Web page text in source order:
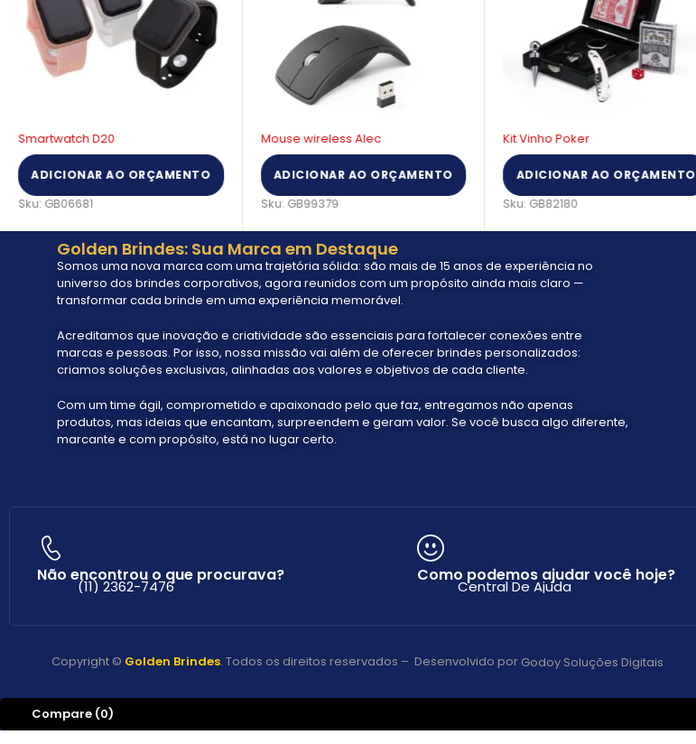
Smartwatch D20
ADICIONAR AO ORÇAMENTO
Sku: GB06681
Mouse wireless Alec
ADICIONAR AO ORÇAMENTO
Sku: GB99379
Kit Vinho Poker
ADICIONAR AO ORÇAMENTO
Sku: GB82180
Golden Brindes: Sua Marca em Destaque
Somos uma nova marca com uma trajetória sólida: são mais de 15 anos de experiência no
universo dos brindes corporativos, agora reunidos com um propósito ainda mais claro —
transformar cada brinde em uma experiência memorável.
Acreditamos que inovação e criatividade são essenciais para fortalecer conexões entre
marcas e pessoas. Por isso, nossa missão vai além de oferecer brindes personalizados:
criamos soluções exclusivas, alinhadas aos valores e objetivos de cada cliente.
Com um time ágil, comprometido e apaixonado pelo que faz, entregamos não apenas
produtos, mas ideias que encantam, surpreendem e geram valor. Se você busca algo diferente,
marcante e com propósito, está no lugar certo.
Não encontrou o que procurava?
(11) 2362-7476
Como podemos ajudar você hoje?
Central De Ajuda
Copyright © Golden Brindes. Todos os direitos reservados – Desenvolvido por Godoy Soluções Digitais
Compare (0)